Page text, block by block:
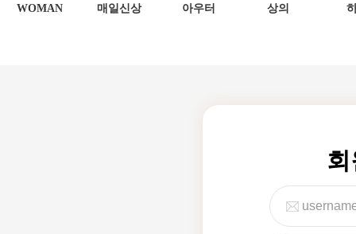
WOMAN 매일신상 아우터 상의